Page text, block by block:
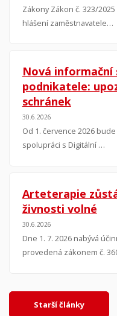
Zákony Zákon č. 323/
hlášení zaměstnavatele…
Nová informační
podnikatele:
schránek
30.6.2026
Od 1. července 2026
spolupráci s Digitální …
Arteterapie
živnosti volné
30.6.2026
Dne 1. 7. 2026 nabývá
provedená zákonem č.
Starší články